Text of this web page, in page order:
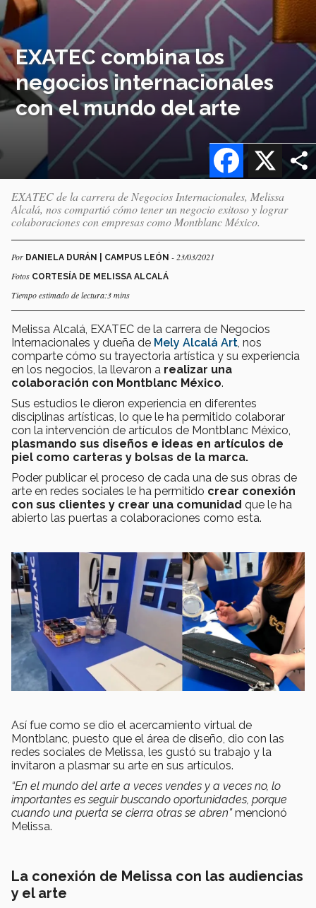
EXATEC combina los
negocios internacionales
con el mundo del arte
X
Facebook
EXATEC de la carrera de Negocios Internacionales, Melissa
Alcalá, nos compartió cómo tener un negocio exitoso y lograr
colaboraciones con empresas como Montblanc México.
Por DANIELA DURÁN | CAMPUS LEÓN - 23/03/2021
Fotos CORTESÍA DE MELISSA ALCALÁ
Tiempo estimado de lectura:3 mins
Melissa Alcalá, EXATEC de la carrera de Negocios
Internacionales y dueña de Mely Alcalá Art , nos
comparte cómo su trayectoria artística y su experiencia
en los negocios, la llevaron a realizar una
colaboración con Montblanc México.
Sus estudios le dieron experiencia en diferentes
disciplinas artísticas, lo que le ha permitido colaborar
con la intervención de artículos de Montblanc México,
plasmando sus diseños e ideas en artículos de
piel como carteras y bolsas de la marca.
Poder publicar el proceso de cada una de sus obras de
arte en redes sociales le ha permitido crear conexión
con sus clientes y crear una comunidad que le ha
abierto las puertas a colaboraciones como esta.
Así fue como se dio el acercamiento virtual de
Montblanc, puesto que el área de diseño, dio con las
redes sociales de Melissa, les gustó su trabajo y la
invitaron a plasmar su arte en sus artículos.
“En el mundo del arte a veces vendes y a veces no, lo
importantes es seguir buscando oportunidades, porque
cuando una puerta se cierra otras se abren”mencionó
Melissa.
La conexión de Melissa con las audiencias
y el arte